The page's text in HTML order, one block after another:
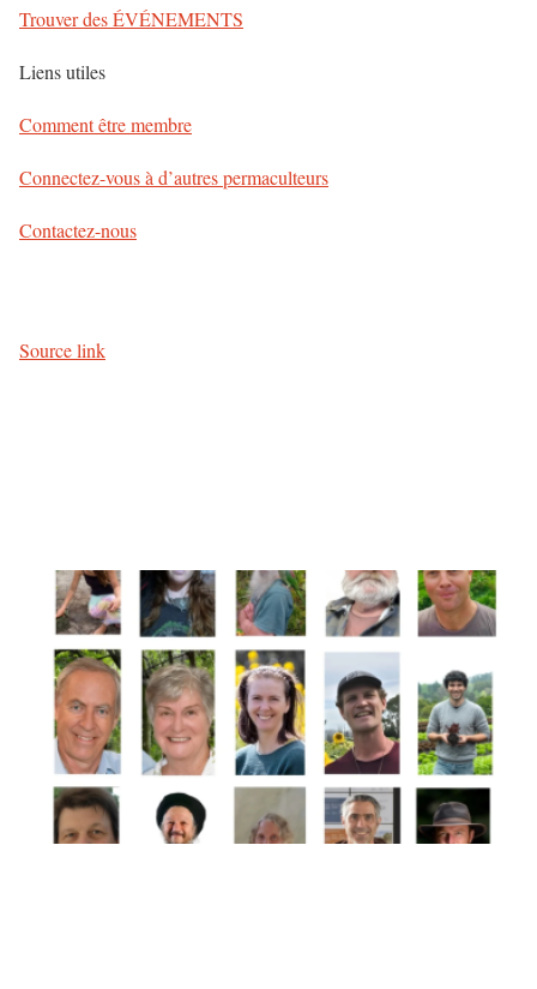
Trouver des ÉVÉNEMENTS
Liens utiles
Comment être membre
Connectez-vous à d’autres permaculteurs
Contactez-nous
Source link